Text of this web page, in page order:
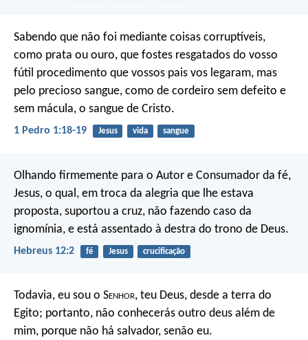
Sabendo que não foi mediante coisas corruptíveis,
como prata ou ouro, que fostes resgatados do vosso
fútil procedimento que vossos pais vos legaram, mas
pelo precioso sangue, como de cordeiro sem defeito e
sem mácula, o sangue de Cristo.
1 Pedro 1:18-19 Jesus vida sangue
Olhando firmemente para o Autor e Consumador da fé,
Jesus, o qual, em troca da alegria que lhe estava
proposta, suportou a cruz, não fazendo caso da
ignomínia, e está assentado à destra do trono de Deus.
Hebreus 12:2 fé Jesus crucificação
Todavia, eu sou o Senhor, teu Deus, desde a terra do
Egito; portanto, não conhecerás outro deus além de
mim, porque não há salvador, senão eu.